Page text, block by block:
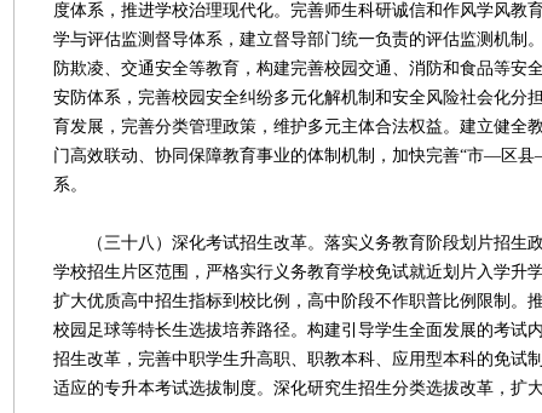
度体系，推进学校治理现代化。完善师生科研诚信和作风学风教
学与评估监测督导体系，建立督导部门统一负责的评估监测机制
防欺凌、交通安全等教育，构建完善校园交通、消防和食品等安
安防体系，完善校园安全纠纷多元化解机制和安全风险社会化分
育发展，完善分类管理政策，维护多元主体合法权益。建立健全
门高效联动、协同保障教育事业的体制机制，加快完善“市—区
系。
（三十八）深化考试招生改革。落实义务教育阶段划片招生
学校招生片区范围，严格实行义务教育学校免试就近划片入学升
扩大优质高中招生指标到校比例，高中阶段不作职普比例限制。
校园足球等特长生选拔培养路径。构建引导学生全面发展的考试
招生改革，完善中职学生升高职、职教本科、应用型本科的免试
适应的专升本考试选拔制度。深化研究生招生分类选拔改革，扩